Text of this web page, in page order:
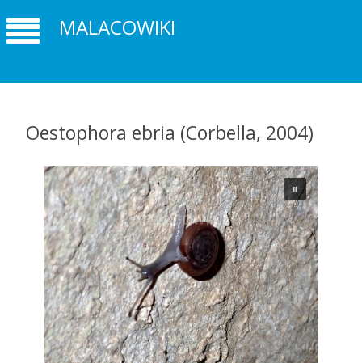
MALACOWIKI
Oestophora ebria (Corbella, 2004)